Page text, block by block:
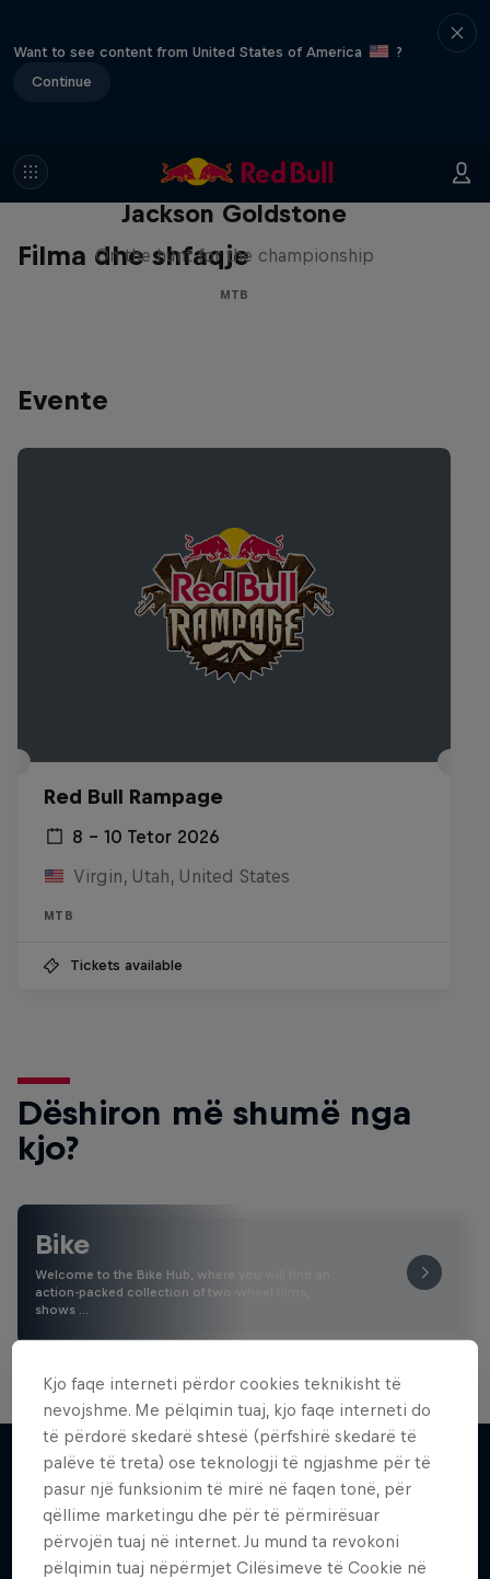
Want to see content from United States of America
?
Continue
Filma dhe shfaqje
The Search for Milliseconds:
Jackson Goldstone
On the hunt for the championship
MTB
Evente
Red Bull Rampage
8 – 10 Tetor 2026
Virgin, Utah, United States
MTB
Tickets available
Dëshiron më shumë nga
kjo?
Bike
Welcome to the Bike Hub, where you will find an
action-packed collection of two-wheel films,
shows …
Më shumë si kjo
Kjo faqe interneti përdor cookies teknikisht të
nevojshme. Me pëlqimin tuaj, kjo faqe interneti do
të përdorë skedarë shtesë (përfshirë skedarë të
palëve të treta) ose teknologji të ngjashme për të
pasur një funksionim të mirë në faqen tonë, për
qëllime marketingu dhe për të përmirësuar
përvojën tuaj në internet. Ju mund ta revokoni
pëlqimin tuaj nëpërmjet Cilësimeve të Cookie në